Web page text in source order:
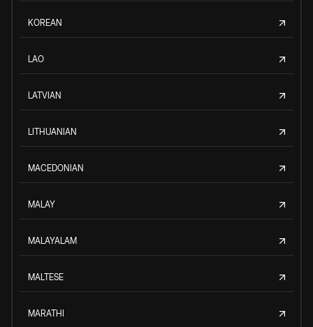
KOREAN
LAO
LATVIAN
LITHUANIAN
MACEDONIAN
MALAY
MALAYALAM
MALTESE
MARATHI